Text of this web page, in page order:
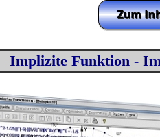
Implizite Funktion -